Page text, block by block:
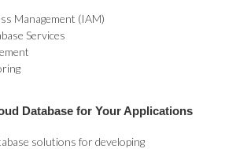
Management (IAM)
Services
Database for Your Applications
solutions for developing